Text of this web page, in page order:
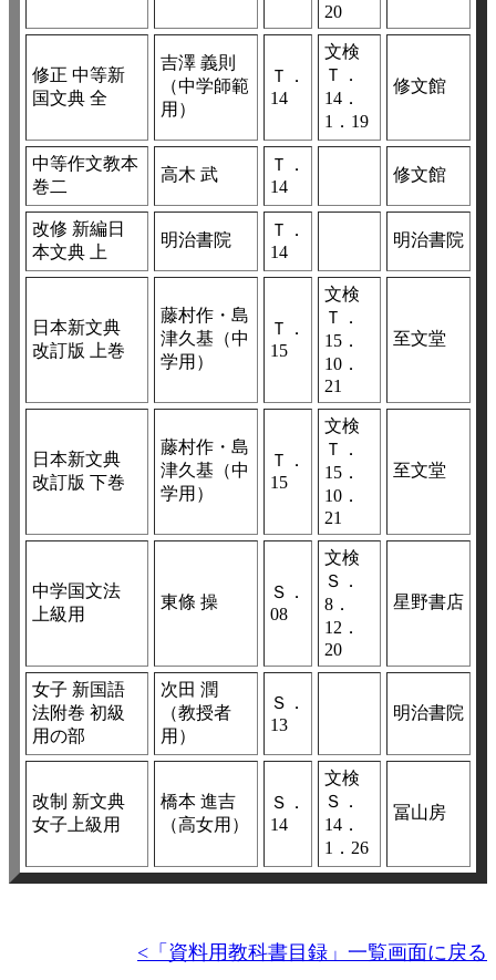
20
修正 中等新
国文典 全
吉澤 義則
（中学師範
用）
Ｔ．
14
文検
Ｔ．
14．
1．19
修文館
中等作文教本
巻二
高木 武
Ｔ．
14
修文館
改修 新編日
本文典 上
明治書院
Ｔ．
14
明治書院
日本新文典
改訂版 上巻
藤村作・島
津久基（中
学用）
Ｔ．
15
文検
Ｔ．
15．
10．
21
至文堂
日本新文典
改訂版 下巻
藤村作・島
津久基（中
学用）
Ｔ．
15
文検
Ｔ．
15．
10．
21
至文堂
中学国文法
上級用
東條 操
Ｓ．
08
文検
Ｓ．
8．
12．
20
星野書店
女子 新国語
法附巻 初級
用の部
次田 潤
（教授者
用）
Ｓ．
13
明治書院
改制 新文典
女子上級用
橋本 進吉
（高女用）
Ｓ．
14
文検
Ｓ．
14．
1．26
冨山房
<「資料用教科書目録」一覧画面に戻る